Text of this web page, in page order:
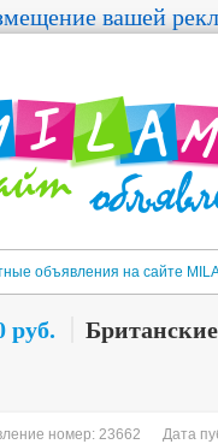
объявления на сайте
руб.
номер: 23662 Дата
вашей